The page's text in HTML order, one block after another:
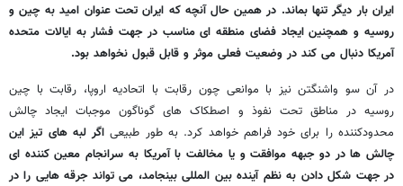
ایران بار دیگر تنها بماند. در همین حال آنچه که ایران تحت عنوان امید به چین و
روسیه و همچنین ایجاد فضای منطقه ای مناسب در جهت فشار به ایالات متحده
آمریکا دنبال می کند در وضعیت فعلی موثر و قابل قبول نخواهد بود.
در آن سو واشنگتن نیز با موانعی چون رقابت با اتحادیه اروپا، رقابت با چین
روسیه در مناطق تحت نفوذ و اصطکاک های گوناگون موجبات ایجاد چالش
محدودکننده را برای خود فراهم خواهد کرد. به طور طبیعی اگر لبه های تیز این
چالش ها در دو جبهه موافقت و یا مخالفت با آمریکا به سرانجام معین کننده ای
در جهت شکل دادن به نظم آینده بین المللی بینجامد، می تواند جرقه هایی را در